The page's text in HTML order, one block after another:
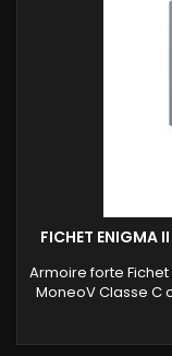
FICHET ENIGMA
Armoire forte Fichet
MoneoV Classe C